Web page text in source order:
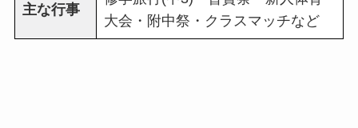
主な行事
大会・附中祭・クラスマッチなど